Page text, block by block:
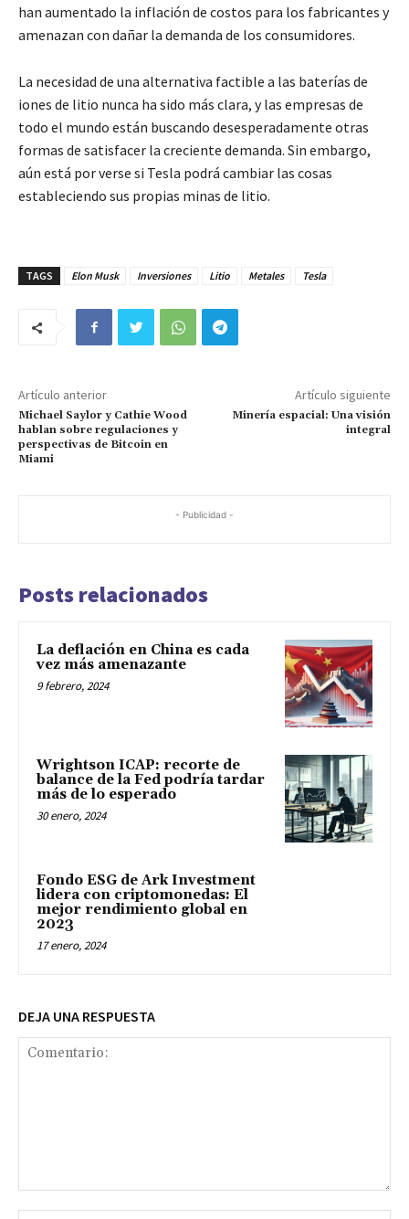
han aumentado la inflación de costos para los fabricantes y
amenazan con dañar la demanda de los consumidores.
La necesidad de una alternativa factible a las baterías de
iones de litio nunca ha sido más clara, y las empresas de
todo el mundo están buscando desesperadamente otras
formas de satisfacer la creciente demanda. Sin embargo,
aún está por verse si Tesla podrá cambiar las cosas
estableciendo sus propias minas de litio.
TAGS Elon Musk Inversiones Litio Metales Tesla
Artículo anterior
Michael Saylor y Cathie Wood
hablan sobre regulaciones y
perspectivas de Bitcoin en
Miami
Artículo siguiente
Minería espacial: Una visión
integral
- Publicidad -
Posts relacionados
La deflación en China es cada
vez más amenazante
9 febrero, 2024
Wrightson ICAP: recorte de
balance de la Fed podría tardar
más de lo esperado
30 enero, 2024
Fondo ESG de Ark Investment
lidera con criptomonedas: El
mejor rendimiento global en
2023
17 enero, 2024
DEJA UNA RESPUESTA